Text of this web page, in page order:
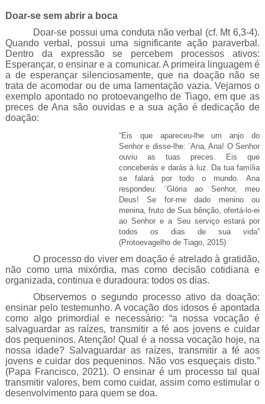
Doar-se sem abrir a boca
Doar-se possui uma conduta não verbal (cf. Mt 6,3-4).
Quando verbal, possui uma significante ação paraverbal.
Dentro da expressão se percebem processos ativos:
Esperançar, o ensinar e a comunicar. A primeira linguagem é
a de esperançar silenciosamente, que na doação não se
trata de acomodar ou de uma lamentação vazia. Vejamos o
exemplo apontado no protoevangelho de Tiago, em que as
preces de Ana são ouvidas e a sua ação é dedicação de
doação:
“Eis que apareceu-lhe um anjo do
Senhor e disse-lhe: ¨Ana, Ana! O Senhor
ouviu as tuas preces. Eis que
conceberás e darás à luz. Da tua família
se falará por todo o mundo. Ana
respondeu: ¨Glória ao Senhor, meu
Deus! Se for-me dado menino ou
menina, fruto de Sua bênção, ofertá-lo-ei
ao Senhor e a Seu serviço estará por
todos os dias de sua vida”
(Protoevagelho de Tiago, 2015)
O processo do viver em doação é atrelado à gratidão,
não como uma mixórdia, mas como decisão cotidiana e
organizada, continua e duradoura: todos os dias.
Observemos o segundo processo ativo da doação:
ensinar pelo testemunho. A vocação dos idosos é apontada
como algo primordial e necessário: “a nossa vocação é
salvaguardar as raízes, transmitir a fé aos jovens e cuidar
dos pequeninos. Atenção! Qual é a nossa vocação hoje, na
nossa idade? Salvaguardar as raízes, transmitir a fé aos
jovens e cuidar dos pequeninos. Não vos esqueçais disto.”
(Papa Francisco, 2021). O ensinar é um processo tal qual
transmitir valores, bem como cuidar, assim como estimular o
desenvolvimento para quem se doa.